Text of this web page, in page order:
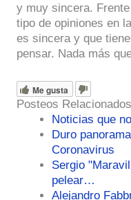
y muy sincera.
tipo de opiniones en
es sincera y que
pensar. Nada más
Me gusta
Posteos
Noticias que
Duro
Coronavirus
Sergio
pelear…
Alejandro